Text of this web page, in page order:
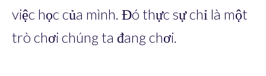
việc học của mình. Đó thực sự chỉ là một
trò chơi chúng ta đang chơi.